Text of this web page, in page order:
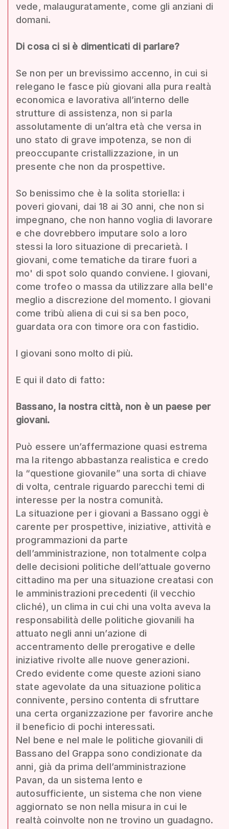
vede, malauguratamente, come gli anziani di
domani.
Di cosa ci si è dimenticati di parlare?
Se non per un brevissimo accenno, in cui si
relegano le fasce più giovani alla pura realtà
economica e lavorativa all’interno delle
strutture di assistenza, non si parla
assolutamente di un’altra età che versa in
uno stato di grave impotenza, se non di
preoccupante cristallizzazione, in un
presente che non da prospettive.
So benissimo che è la solita storiella: i
poveri giovani, dai 18 ai 30 anni, che non si
impegnano, che non hanno voglia di lavorare
e che dovrebbero imputare solo a loro
stessi la loro situazione di precarietà. I
giovani, come tematiche da tirare fuori a
mo' di spot solo quando conviene. I giovani,
come trofeo o massa da utilizzare alla bell'e
meglio a discrezione del momento. I giovani
come tribù aliena di cui si sa ben poco,
guardata ora con timore ora con fastidio.
I giovani sono molto di più.
E qui il dato di fatto:
Bassano, la nostra città, non è un paese per
giovani.
Può essere un’affermazione quasi estrema
ma la ritengo abbastanza realistica e credo
la “questione giovanile” una sorta di chiave
di volta, centrale riguardo parecchi temi di
interesse per la nostra comunità.
La situazione per i giovani a Bassano oggi è
carente per prospettive, iniziative, attività e
programmazioni da parte
dell’amministrazione, non totalmente colpa
delle decisioni politiche dell’attuale governo
cittadino ma per una situazione creatasi con
le amministrazioni precedenti (il vecchio
cliché), un clima in cui chi una volta aveva la
responsabilità delle politiche giovanili ha
attuato negli anni un’azione di
accentramento delle prerogative e delle
iniziative rivolte alle nuove generazioni.
Credo evidente come queste azioni siano
state agevolate da una situazione politica
connivente, persino contenta di sfruttare
una certa organizzazione per favorire anche
il beneficio di pochi interessati.
Nel bene e nel male le politiche giovanili di
Bassano del Grappa sono condizionate da
anni, già da prima dell’amministrazione
Pavan, da un sistema lento e
autosufficiente, un sistema che non viene
aggiornato se non nella misura in cui le
realtà coinvolte non ne trovino un guadagno.